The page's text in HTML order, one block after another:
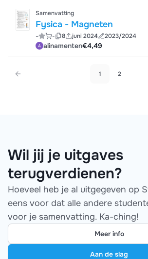
Samenvatting
Fysica - Magneten
- - 8 juni 2024 2023/2024
alinamenten€4,49
1 2
Wil jij je uitgaves
terugverdienen?
Hoeveel heb je al uitgegeven op
eens voor dat alle andere
voor je samenvatting. Ka-ching!
Meer info
Aan de slag